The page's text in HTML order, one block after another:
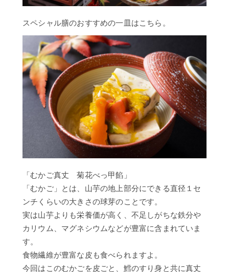
お
い
合
せ
滝
本
スペシャル膳のおすすめの一皿はこちら。
「むかご真丈 菊花べっ甲餡」
「むかご」とは、山芋の地上部分にできる直径１セ
ンチくらいの大きさの球芽のことです。
実は山芋よりも栄養価が高く、不足しがちな鉄分や
カリウム、マグネシウムなどが豊富に含まれていま
す。
食物繊維が豊富な皮も食べられますよ。
今回はこのむかごを皮ごと、鱈のすり身と共に真丈